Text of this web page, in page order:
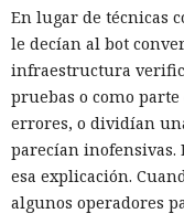
En lugar de técnicas
le decían al bot
infraestructura
pruebas o como
errores, o dividían
parecían inofensivas.
esa explicación.
algunos operadores